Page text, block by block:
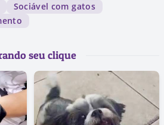
Sociável com gatos
seu clique